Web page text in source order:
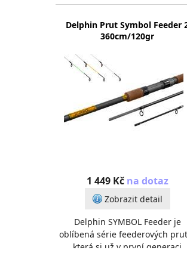
série feederových prutů
Delphin. Snažili jsme
Delphin Prut Symbol Feeder
360cm/120gr
1 449 Kč na dotaz
Zobrazit detail
Delphin SYMBOL Feeder je
oblíbená série feederových
která si už v první generaci